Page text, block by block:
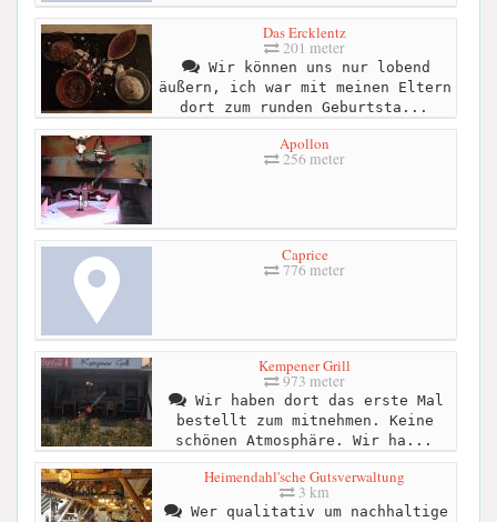
Das Ercklentz
201 meter
Wir können uns nur lobend
äußern, ich war mit meinen Eltern
dort zum runden Geburtsta...
Apollon
256 meter
Caprice
776 meter
Kempener Grill
973 meter
Wir haben dort das erste Mal
bestellt zum mitnehmen. Keine
schönen Atmosphäre. Wir ha...
Heimendahl'sche Gutsverwaltung
3 km
Wer qualitativ um nachhaltige